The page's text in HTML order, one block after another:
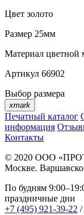
Цвет золото
Размер 25мм
Материал цветной
Артикул 66902
Выбор размера
xmark
Печатный каталог
информация
Контакты
© 2020 ООО
Москве.
По будням
праздничные дни
+7 (495) 921-39-22 /